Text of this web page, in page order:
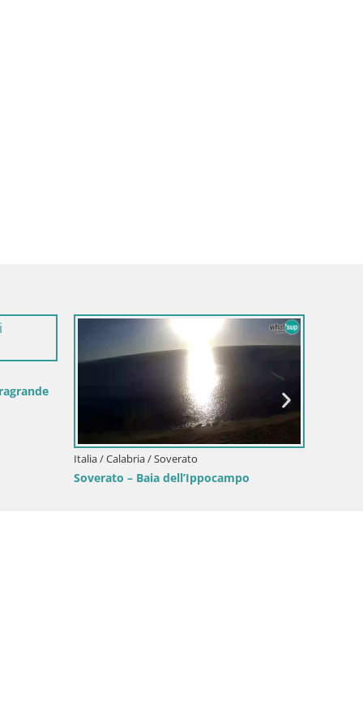
Italia / Calabria / Soverato
Soverato – Baia dell’Ippocampo